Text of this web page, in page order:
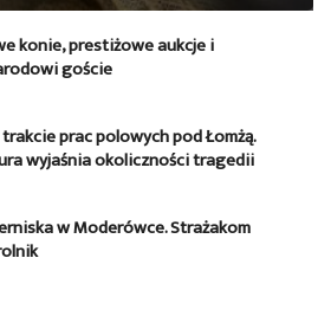
konie, prestiżowe aukcje i
goście
prac polowych pod Łomżą.
wyjaśnia okoliczności tragedii
w Moderówce. Strażakom